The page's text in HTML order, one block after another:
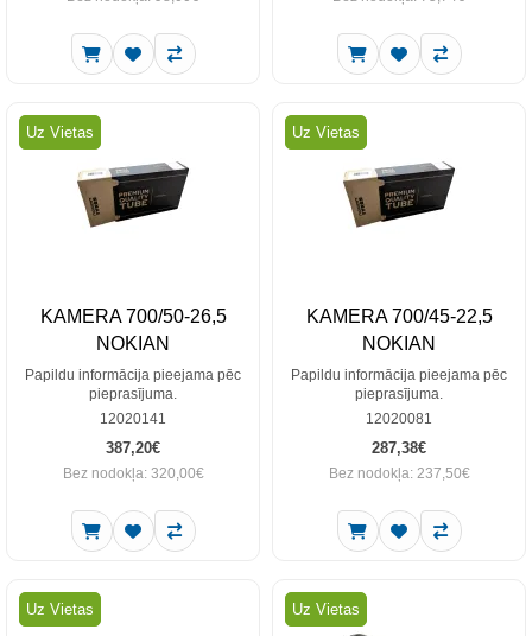
Uz Vietas
KAMERA 700/50-26,5
NOKIAN
Papildu informācija pieejama pēc
pieprasījuma.
12020141
387,20€
Bez nodokļa: 320,00€
Uz Vietas
KAMERA 700/45-22,5
NOKIAN
Papildu informācija pieejama pēc
pieprasījuma.
12020081
287,38€
Bez nodokļa: 237,50€
Uz Vietas Uz Vietas